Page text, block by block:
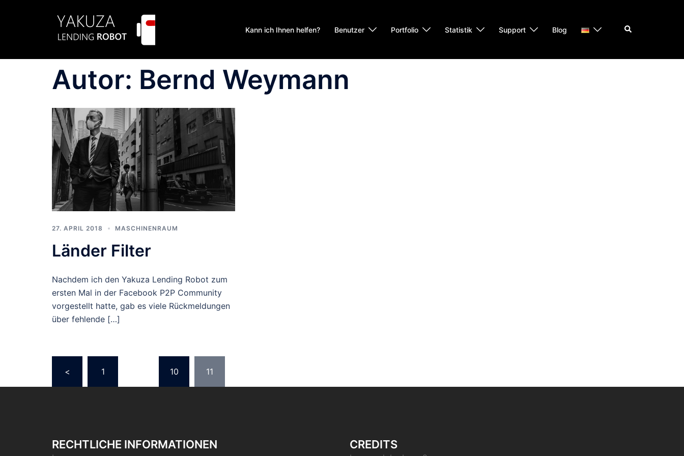
Kann ich Ihnen helfen? Benutzer Portfolio Statistik Support Blog Suche
Autor: Bernd Weymann
27. APRIL 2018 MASCHINENRAUM
Länder Filter
Nachdem ich den Yakuza Lending Robot zum
ersten Mal in der Facebook P2P Community
vorgestellt hatte, gab es viele Rückmeldungen
über fehlende […]
Seitennummerierung
der
< 1 10 11
RECHTLICHE INFORMATIONEN CREDITS